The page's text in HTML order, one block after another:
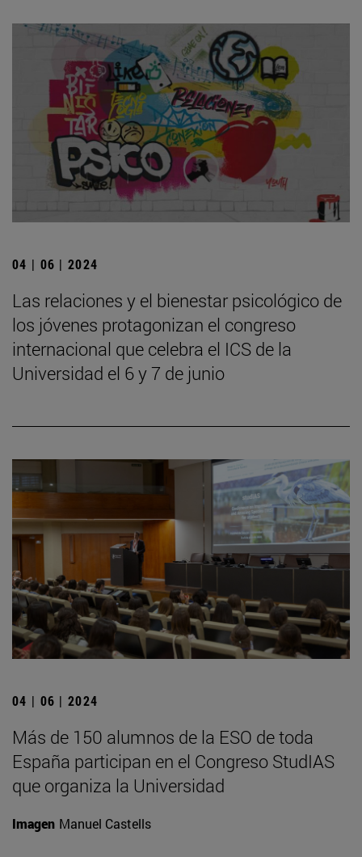
04 | 06 | 2024
Las relaciones y el bienestar psicológico de
los jóvenes protagonizan el congreso
internacional que celebra el ICS de la
Universidad el 6 y 7 de junio
04 | 06 | 2024
Más de 150 alumnos de la ESO de toda
España participan en el Congreso StudIAS
que organiza la Universidad
Imagen Manuel Castells